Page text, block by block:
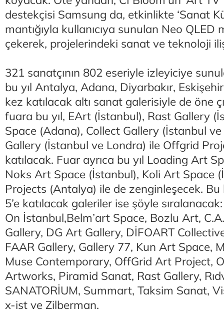
destekçisi Samsung da, etkinlikte ‘Sanat
mantığıyla kullanıcıya sunulan Neo
çekerek, projelerindeki sanat ve teknoloji
321 sanatçının 802 eseriyle izleyiciye
bu yıl Antalya, Adana, Diyarbakır,
kez katılacak altı sanat galerisiyle de öne
fuara bu yıl, EArt (İstanbul), Rast Gallery
Space (Adana), Collect Gallery (İstanbul
Gallery (İstanbul ve Londra) ile Offgrid
katılacak. Fuar ayrıca bu yıl Loading Art
Noks Art Space (İstanbul), Koli Art Space
Projects (Antalya) ile de zenginleşecek.
5’e katılacak galeriler ise şöyle
On İstanbul,Belm’art Space, Bozlu Art,
Gallery, DG Art Gallery, DİFOART
FAAR Gallery, Gallery 77, Kun Art Space,
Muse Contemporary, OffGrid Art Project,
Artworks, Piramid Sanat, Rast Gallery,
SANATORİUM, Summart, Taksim Sanat,
x-ist ve Zilberman.